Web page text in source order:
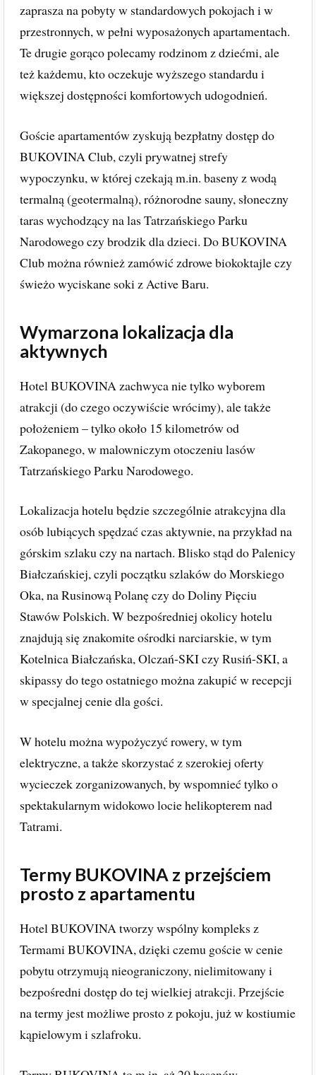
zaprasza na pobyty w standardowych pokojach i w
przestronnych, w pełni wyposażonych apartamentach.
Te drugie gorąco polecamy rodzinom z dziećmi, ale
też każdemu, kto oczekuje wyższego standardu i
większej dostępności komfortowych udogodnień.
Goście apartamentów zyskują bezpłatny dostęp do
BUKOVINA Club, czyli prywatnej strefy
wypoczynku, w której czekają m.in. baseny z wodą
termalną (geotermalną), różnorodne sauny, słoneczny
taras wychodzący na las Tatrzańskiego Parku
Narodowego czy brodzik dla dzieci. Do BUKOVINA
Club można również zamówić zdrowe biokoktajle czy
świeżo wyciskane soki z Active Baru.
Wymarzona lokalizacja dla
aktywnych
Hotel BUKOVINA zachwyca nie tylko wyborem
atrakcji (do czego oczywiście wrócimy), ale także
położeniem – tylko około 15 kilometrów od
Zakopanego, w malowniczym otoczeniu lasów
Tatrzańskiego Parku Narodowego.
Lokalizacja hotelu będzie szczególnie atrakcyjna dla
osób lubiących spędzać czas aktywnie, na przykład na
górskim szlaku czy na nartach. Blisko stąd do Palenicy
Białczańskiej, czyli początku szlaków do Morskiego
Oka, na Rusinową Polanę czy do Doliny Pięciu
Stawów Polskich. W bezpośredniej okolicy hotelu
znajdują się znakomite ośrodki narciarskie, w tym
Kotelnica Białczańska, Olczań-SKI czy Rusiń-SKI, a
skipassy do tego ostatniego można zakupić w recepcji
w specjalnej cenie dla gości.
W hotelu można wypożyczyć rowery, w tym
elektryczne, a także skorzystać z szerokiej oferty
wycieczek zorganizowanych, by wspomnieć tylko o
spektakularnym widokowo locie helikopterem nad
Tatrami.
Termy BUKOVINA z przejściem
prosto z apartamentu
Hotel BUKOVINA tworzy wspólny kompleks z
Termami BUKOVINA, dzięki czemu goście w cenie
pobytu otrzymują nieograniczony, nielimitowany i
bezpośredni dostęp do tej wielkiej atrakcji. Przejście
na termy jest możliwe prosto z pokoju, już w kostiumie
kąpielowym i szlafroku.